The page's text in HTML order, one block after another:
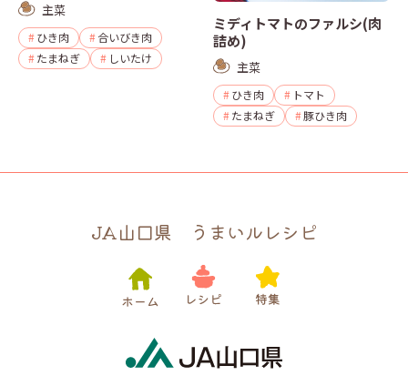
主菜
ひき肉
合いびき肉
たまねぎ
しいたけ
ミディトマトのファルシ(肉
詰め)
主菜
ひき肉
トマト
たまねぎ
豚ひき肉
JA山口県 うまいルレシピ